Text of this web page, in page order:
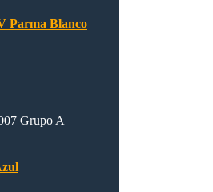
Parma Blanco
Grupo A